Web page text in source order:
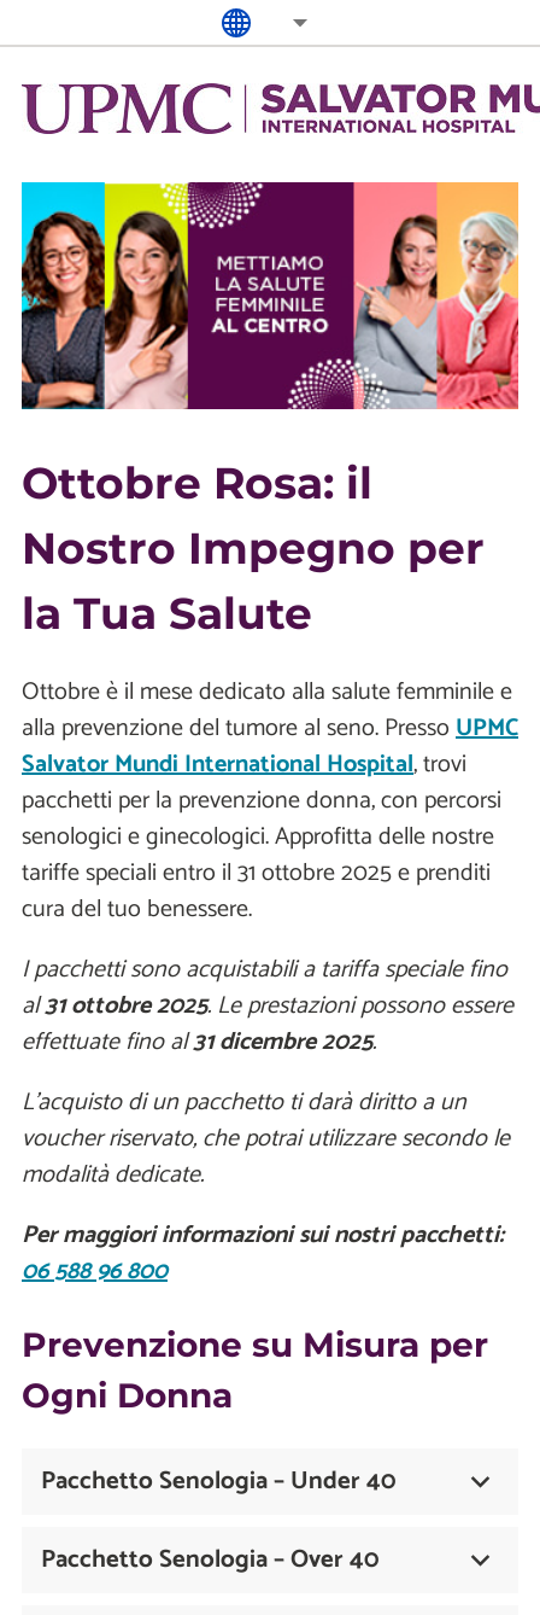
Ottobre Rosa: il
Nostro Impegno per
la Tua Salute
Ottobre è il mese dedicato alla salute femminile e
alla prevenzione del tumore al seno. PressoUPMC
Salvator Mundi International Hospital, trovi
pacchetti per la prevenzione donna, con percorsi
senologici e ginecologici. Approfitta delle nostre
tariffe speciali entro il 31 ottobre 2025 e prenditi
cura del tuo benessere.
I pacchetti sono acquistabili a tariffa speciale fino
al31 ottobre 2025. Le prestazioni possono essere
effettuate fino al31 dicembre 2025.
L’acquisto di un pacchetto ti darà diritto a un
voucher riservato, che potrai utilizzare secondo le
modalità dedicate.
Per maggiori informazioni sui nostri pacchetti:
06 588 96 800
Prevenzione su Misura per
Ogni Donna
Pacchetto Senologia – Under 40
Pacchetto Senologia – Over 40